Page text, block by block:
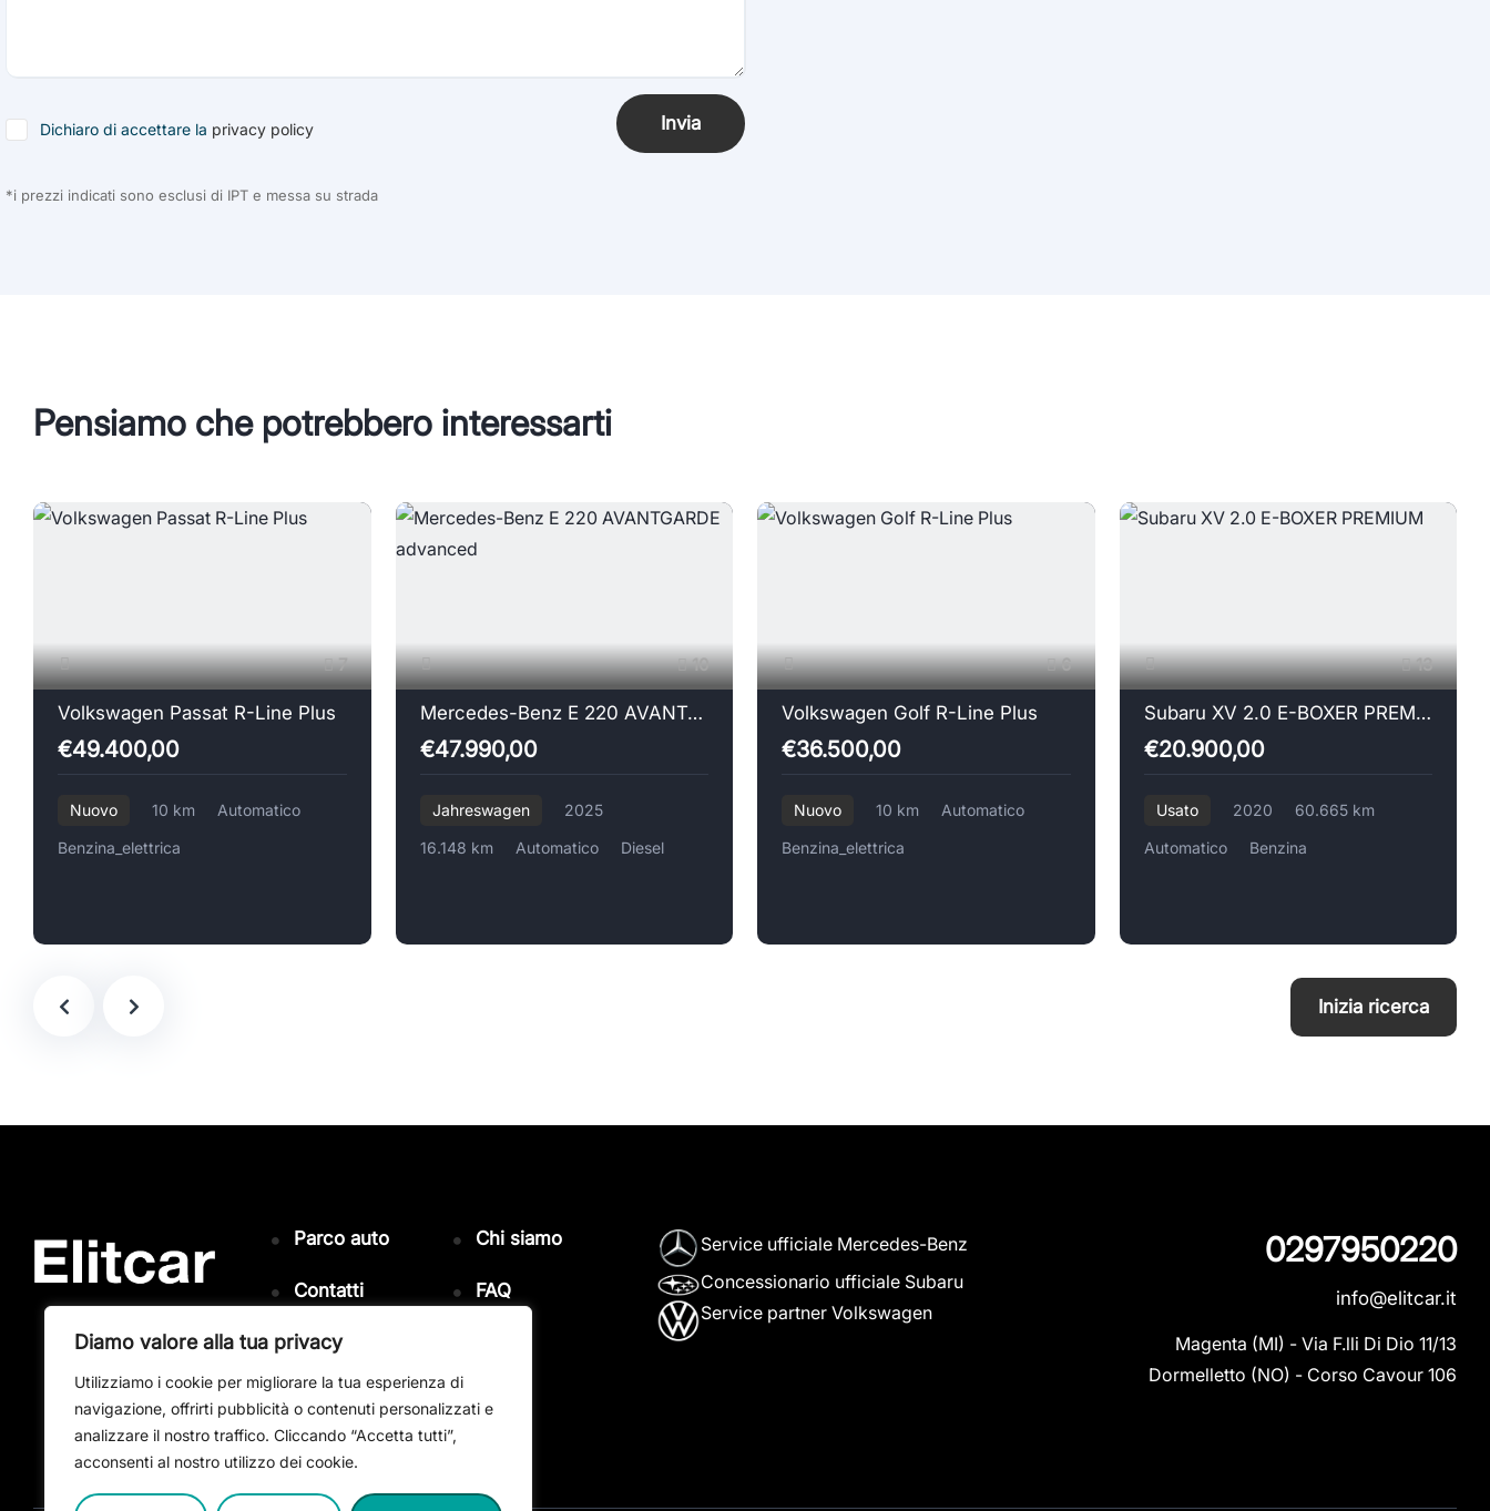
Diamo valore alla tua privacy
Utilizziamo i cookie per migliorare la tua esperienza di
navigazione, offrirti pubblicità o contenuti personalizzati e
analizzare il nostro traffico. Cliccando “Accetta tutti”,
acconsenti al nostro utilizzo dei cookie.
Dichiaro di accettare la privacy policy Invia
*i prezzi indicati sono esclusi di IPT e messa su strada
Pensiamo che potrebbero interessarti
7
Volkswagen Passat R-Line Plus
€49.400,00
Nuovo 10 km
Automatico
Benzina_elettrica
10
Mercedes-Benz E 220 AVANTGARDE advanced
€47.990,00
Jahreswagen
2025
16.148 km
Automatico Diesel
6
Volkswagen Golf R-Line Plus
€36.500,00
Nuovo 10 km
Automatico
Benzina_elettrica
13
Subaru XV 2.0 E-BOXER PREMIUM
€20.900,00
Usato 2020
60.665 km
Automatico
Benzina
Inizia ricerca
Parco auto Chi siamo
Contatti FAQ
Privacy e
Cookie Policy
Service ufficiale Mercedes-Benz
Concessionario ufficiale Subaru
Service partner Volkswagen
0297950220
info@elitcar.it
Magenta (MI) - Via F.lli Di Dio 11/13
Dormelletto (NO) - Corso Cavour 106